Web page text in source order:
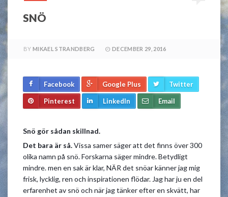
SNÖ
BY MIKAEL STRANDBERG DECEMBER 29, 2016
Facebook Google Plus Twitter
Pinterest LinkedIn Email
Snö gör sådan skillnad.
Det bara är så.Vissa samer säger att det finns över 300
olika namn på snö. Forskarna säger mindre. Betydligt
mindre. men en sak är klar, NÄR det snöar känner jag mig
frisk, lycklig, ren och inspirationen flödar. Jag har ju en del
erfarenhet av snö och när jag tänker efter en skvätt, har